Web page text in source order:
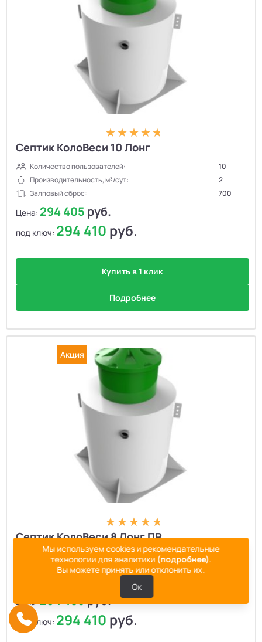
Септик КолоВеси 10 Лонг
Количество пользователей:
10
Производительность, м³/сут:
2
Залповый сброс:
700
Цена: 294 405 руб.
под ключ: 294 410 руб.
Купить в 1 клик
Подробнее
Акция
Септик КолоВеси 8 Лонг ПР
Количество пользователей:
Производительность, м³/сут:
Цена:294 405руб.
под ключ: 294 410 руб.
Мы используем cookies и рекомендательные
технологии для аналитики (подробнее).
Вы можете принять или отклонить их.
Ок